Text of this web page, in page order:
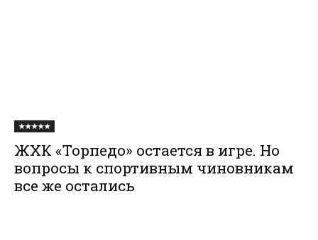
★★★★★
ЖХК «Торпедо» остается в игре. Но
вопросы к спортивным чиновникам
все же остались